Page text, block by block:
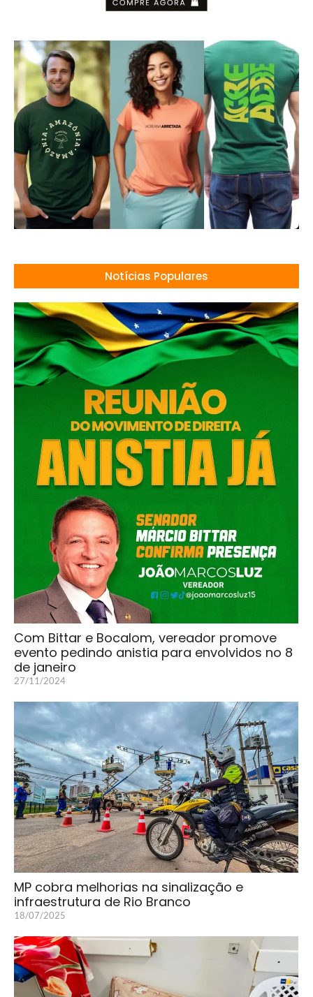
Notícias Populares
Com Bittar e Bocalom, vereador promove
evento pedindo anistia para envolvidos no 8
de janeiro
27/11/2024
MP cobra melhorias na sinalização e
infraestrutura de Rio Branco
18/07/2025